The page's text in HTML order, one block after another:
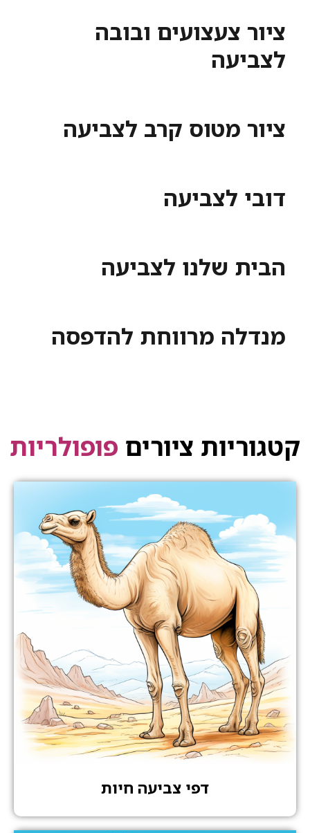
ציור צעצועים ובובה
לצביעה
ציור מטוס קרב לצביעה
דובי לצביעה
הבית שלנו לצביעה
מנדלה מרווחת להדפסה
קטגוריות ציורים פופולריות
דפי צביעה חיות